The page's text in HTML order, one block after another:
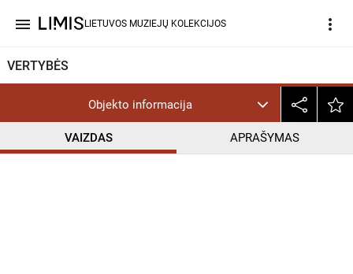
menu LIETUVOS MUZIEJŲ KOLEKCIJOS more_vert
VERTYBĖS
Objekto informacija
VAIZDAS APRAŠYMAS
help_outline